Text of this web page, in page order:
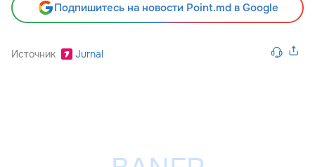
Подпишитесь на новости Point.md в Google
Источник Jurnal